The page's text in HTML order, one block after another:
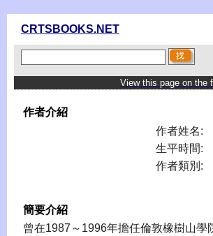
CRTSBOOKS.NET
View this page on the
作者介紹
作者姓名:
生平時間:
作者類別:
簡要介紹
曾在1987～1996年擔任倫敦橡樹山學